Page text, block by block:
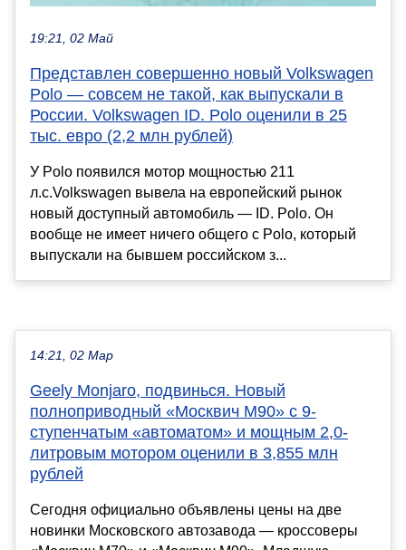
19:21, 02 Май
Представлен совершенно новый Volkswagen
Polo — совсем не такой, как выпускали в
России. Volkswagen ID. Polo оценили в 25
тыс. евро (2,2 млн рублей)
У Polo появился мотор мощностью 211
л.с.Volkswagen вывела на европейский рынок
новый доступный автомобиль — ID. Polo. Он
вообще не имеет ничего общего с Polo, который
выпускали на бывшем российском з...
14:21, 02 Мар
Geely Monjaro, подвинься. Новый
полноприводный «Москвич M90» с 9-
ступенчатым «автоматом» и мощным 2,0-
литровым мотором оценили в 3,855 млн
рублей
Сегодня официально объявлены цены на две
новинки Московского автозавода — кроссоверы